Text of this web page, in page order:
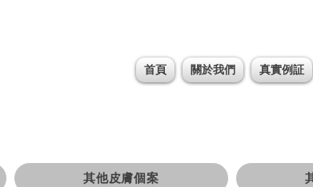
首頁 關於我們 真實例証
其他皮膚個案